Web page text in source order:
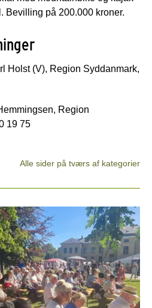
Bevilling på 200.000 kroner.
Holst (V), Region Syddanmark,
Region
19 75
Alle sider på tværs af kategorier